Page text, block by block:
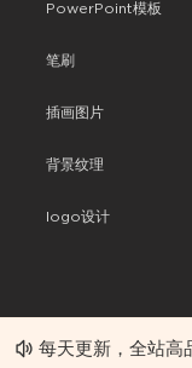
PowerPoint模板
笔刷
插画图片
背景纹理
logo设计
分享优秀的设计。素材包
每天更新，全站高